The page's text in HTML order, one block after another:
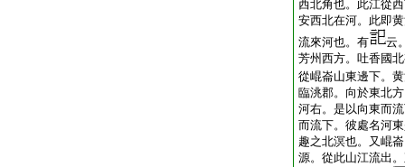
西北角也。此江從
安西北在河。此即
流來河也。有
云
芳州西方。吐香國
從崐崙山東邊下。
臨洮郡。向於東北
河右。是以向東而
而流下。彼處名河
趣之北溟也。又崐
源。從此山江流出